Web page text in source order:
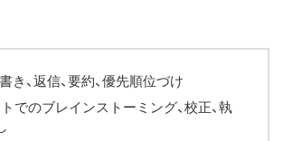
き、返信、要約、優先順位づけ
でのブレインストーミング、校正、執